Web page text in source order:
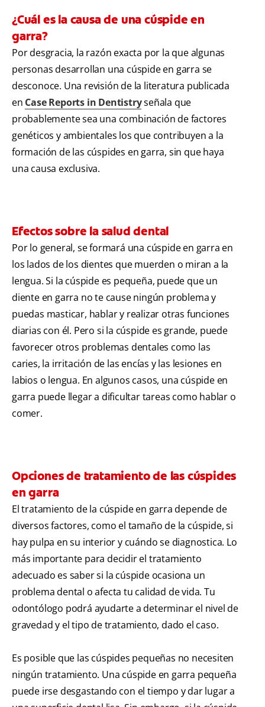
¿Cuál es la causa de una cúspide en
garra?
Por desgracia, la razón exacta por la que algunas
personas desarrollan una cúspide en garra se
desconoce. Una revisión de la literatura publicada
en Case Reports in Dentistryseñala que
probablemente sea una combinación de factores
genéticos y ambientales los que contribuyen a la
formación de las cúspides en garra, sin que haya
una causa exclusiva.
Efectos sobre la salud dental
Por lo general, se formará una cúspide en garra en
los lados de los dientes que muerden o miran a la
lengua. Si la cúspide es pequeña, puede que un
diente en garra no te cause ningún problema y
puedas masticar, hablar y realizar otras funciones
diarias con él. Pero si la cúspide es grande, puede
favorecer otros problemas dentales como las
caries, la irritación de las encías y las lesiones en
labios o lengua. En algunos casos, una cúspide en
garra puede llegar a dificultar tareas como hablar o
comer.
Opciones de tratamiento de las cúspides
en garra
El tratamiento de la cúspide en garra depende de
diversos factores, como el tamaño de la cúspide, si
hay pulpa en su interior y cuándo se diagnostica. Lo
más importante para decidir el tratamiento
adecuado es saber si la cúspide ocasiona un
problema dental o afecta tu calidad de vida. Tu
odontólogo podrá ayudarte a determinar el nivel de
gravedad y el tipo de tratamiento, dado el caso.
Es posible que las cúspides pequeñas no necesiten
ningún tratamiento. Una cúspide en garra pequeña
puede irse desgastando con el tiempo y dar lugar a